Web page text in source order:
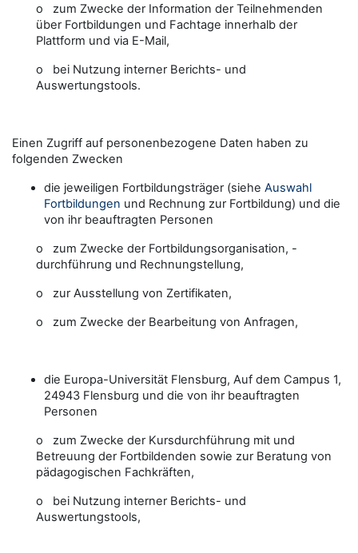
o zum Zwecke der Information der Teilnehmenden
über Fortbildungen und Fachtage innerhalb der
Plattform und via E-Mail,
o bei Nutzung interner Berichts- und
Auswertungstools.
Einen Zugriff auf personenbezogene Daten haben zu
folgenden Zwecken
die jeweiligen Fortbildungsträger (siehe Auswahl
Fortbildungen und Rechnung zur Fortbildung) und die
von ihr beauftragten Personen
o zum Zwecke der Fortbildungsorganisation, -
durchführung und Rechnungstellung,
o zur Ausstellung von Zertifikaten,
o zum Zwecke der Bearbeitung von Anfragen,
die Europa-Universität Flensburg, Auf dem Campus 1,
24943 Flensburg und die von ihr beauftragten
Personen
o zum Zwecke der Kursdurchführung mit und
Betreuung der Fortbildenden sowie zur Beratung von
pädagogischen Fachkräften,
o bei Nutzung interner Berichts- und
Auswertungstools,